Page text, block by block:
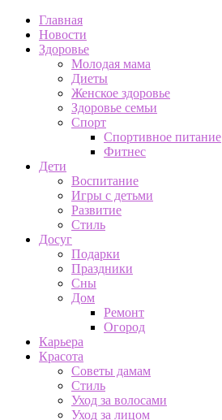
Главная
Новости
Здоровье
Молодая мама
Диеты
Женское здоровье
Здоровье семьи
Спорт
Спортивное питание
Фитнес
Дети
Воспитание
Игры с детьми
Развитие
Стиль
Досуг
Подарки
Праздники
Сны
Дом
Ремонт
Огород
Карьера
Красота
Советы дамам
Стиль
Уход за волосами
Уход за лицом